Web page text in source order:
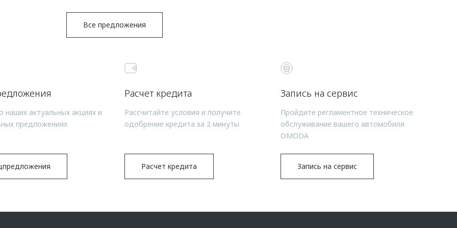
Все предложения
наших актуальных акциях и
предложениях
Расчет кредита
Рассчитайте условия и получите
одобрение кредита за 2 минуты
Расчет кредита
Запись на сервис
Пройдите регламентное техническое
обслуживание вашего автомобиля
OMODA
Запись на сервис